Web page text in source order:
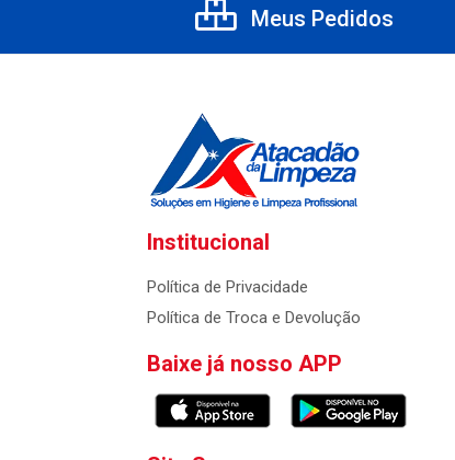
Meus Pedidos
Institucional
Política de Privacidade
Política de Troca e Devolução
Baixe já nosso APP